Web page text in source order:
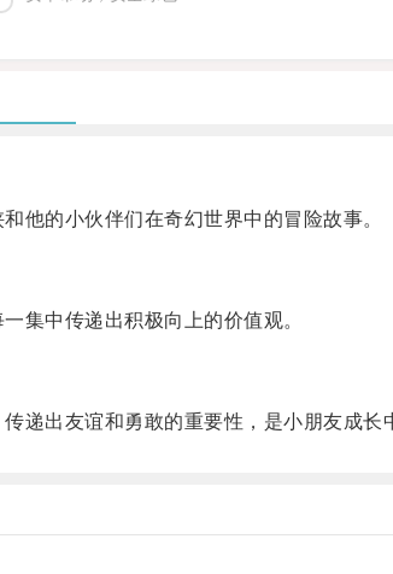
的小伙伴们在奇幻世界中的冒险故事。
中传递出积极向上的价值观。
出友谊和勇敢的重要性，是小朋友成长